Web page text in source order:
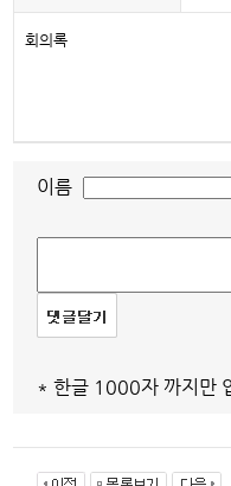
회의록
이름
* 한글 1000자 까지만